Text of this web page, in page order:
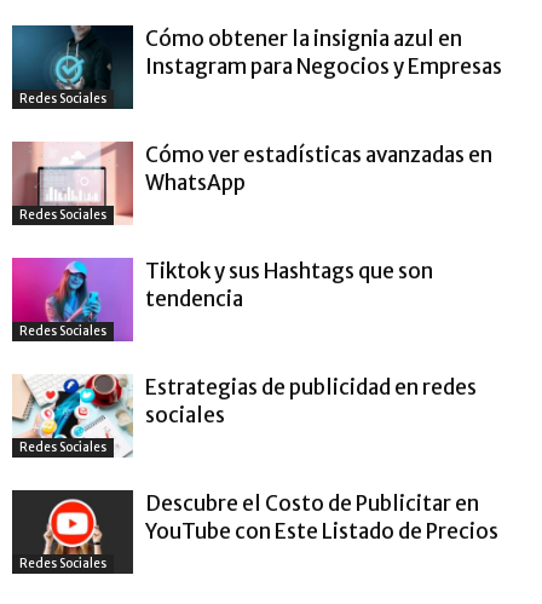
Redes Sociales
Cómo obtener la insignia azul en
Instagram para Negocios y Empresas
Redes Sociales
Cómo ver estadísticas avanzadas en
WhatsApp
Redes Sociales
Tiktok y sus Hashtags que son
tendencia
Redes Sociales
Estrategias de publicidad en redes
sociales
Redes Sociales
Descubre el Costo de Publicitar en
YouTube con Este Listado de Precios